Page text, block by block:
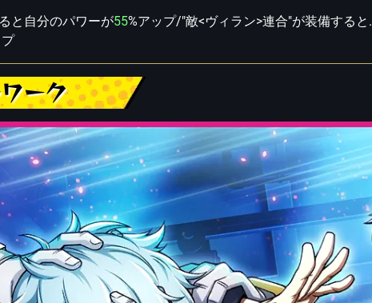
と自分のパワーが55%アップ/"敵<ヴィラン>連合"が装備すると.
ーク